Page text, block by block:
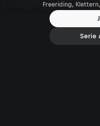
Freeriding,
Serie